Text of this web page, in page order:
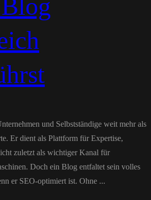
und Selbstständige weit mehr als
Er dient als Plattform für Expertise,
zuletzt als wichtiger Kanal für
Doch ein Blog entfaltet sein volles
er SEO-optimiert ist. Ohne ...